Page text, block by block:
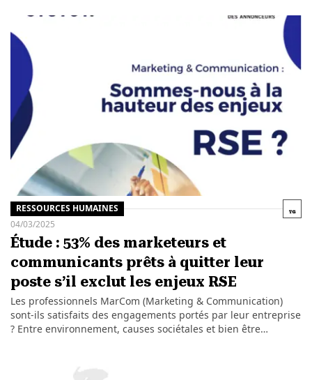
RESSOURCES HUMAINES
04/03/2025
Étude : 53% des marketeurs et
communicants prêts à quitter leur
poste s’il exclut les enjeux RSE
Les professionnels MarCom (Marketing & Communication)
sont-ils satisfaits des engagements portés par leur entreprise
? Entre environnement, causes sociétales et bien être…